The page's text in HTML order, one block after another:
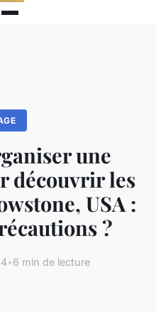
une
découvrir les
USA :
?
•6 min de lecture